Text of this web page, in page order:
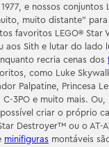
e nossos conjuntos
muito distante"
favoritos LEGO®
aos Sith e lutar do lado
recria cenas dos
como Luke
Palpatine, Princesa
C-3PO e muito mais.
criar o próprio
Destroyer™ ou o AT-
minifiguras montáveis